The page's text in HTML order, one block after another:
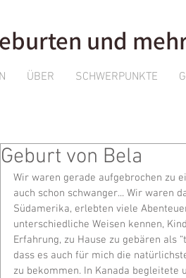
und
ÜBER SCHWERPUNKTE
Geburt von Bela
Wir waren gerade aufgebrochen zu
auch schon schwanger... Wir waren
Südamerika, erlebten viele
unterschiedliche Weisen kennen,
Erfahrung, zu Hause zu gebären als
dass es auch für mich die
zu bekommen. In Kanada begleitete